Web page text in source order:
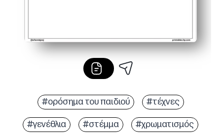
#ορόσημα του παιδιού #τέχνες
#γενέθλια #στέμμα #χρωματισμός